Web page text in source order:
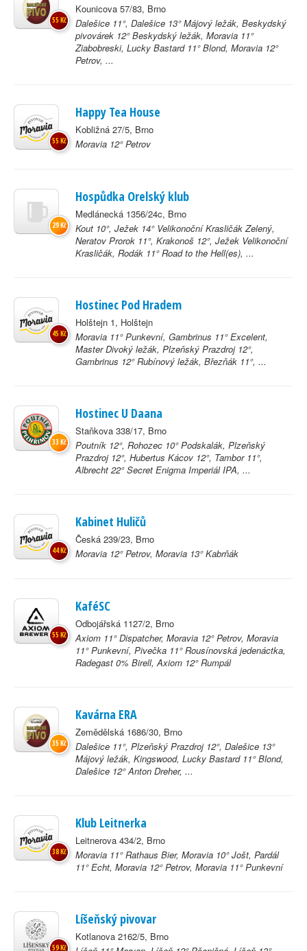
Kounicova 57/83, Brno
Dalešice 11°, Dalešice 13° Májový ležák, Beskydský
pivovárek 12° Beskydský ležák, Moravia 11°
Ziabobreski, Lucky Bastard 11° Blond, Moravia 12°
Petrov, ...
55 Kč
Happy Tea House
Kobližná 27/5, Brno
Moravia 12° Petrov
55 Kč
Hospůdka Orelský klub
Medlánecká 1356/24c, Brno
Kout 10°, Ježek 14° Velikonoční Krasličák Zelený,
Neratov Prorok 11°, Krakonoš 12°, Ježek Velikonoční
Krasličák, Rodák 11° Road to the Hell(es), ...
29 Kč
Hostinec Pod Hradem
Holštejn 1, Holštejn
Moravia 11° Punkevní, Gambrinus 11° Excelent,
Master Divoký ležák, Plzeňský Prazdroj 12°,
Gambrinus 12° Rubínový ležák, Březňák 11°, ...
45 Kč
Hostinec U Daana
Staňkova 338/17, Brno
Poutník 12°, Rohozec 10° Podskalák, Plzeňský
Prazdroj 12°, Hubertus Kácov 12°, Tambor 11°,
Albrecht 22° Secret Enigma Imperiál IPA, ...
33 Kč
Kabinet Huličů
Česká 239/23, Brno
Moravia 12° Petrov, Moravia 13° Kabrňák
44 Kč
KaféSC
Odbojářská 1127/2, Brno
Axiom 11° Dispatcher, Moravia 12° Petrov, Moravia
11° Punkevní, Pivečka 11° Rousínovská jedenáctka,
Radegast 0% Birell, Axiom 12° Rumpál
55 Kč
Kavárna ERA
Zemědělská 1686/30, Brno
Dalešice 11°, Plzeňský Prazdroj 12°, Dalešice 13°
Májový ležák, Kingswood, Lucky Bastard 11° Blond,
Dalešice 12° Anton Dreher, ...
35 Kč
Klub Leitnerka
Leitnerova 434/2, Brno
Moravia 11° Rathaus Bier, Moravia 10° Jošt, Pardál
11° Echt, Moravia 12° Petrov, Moravia 11° Punkevní
38 Kč
Líšeňský pivovar
Kotlanova 2162/5, Brno
59 Kč